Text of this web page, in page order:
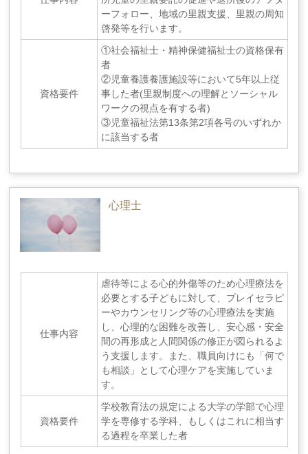
ーフォロー、地域の里親支援、里親の周知
啓発等を行います。
資格要件
①社会福祉士・精神保健福祉士の資格保有
者
②児童養護養護施設等において5年以上従
事した者(里親制度への理解とソーシャル
ワークの視点を有する者)
③児童福祉法第13条第2項各号のいずれか
に該当する者
心理士
仕事内容
虐待等による心的外傷等のため心理療法を
必要とする子どもに対して、プレイセラピ
ーやカウンセリング等の心理療法を実施
し、心理的な困難を改善し、安心感・安全
間の再形成と人間関係の修正が図られるよ
う支援します。また、職員向けにも「何で
も相談」として心理ケアを実施していま
す。
資格要件
学校教育法の規定による大学の学部で心理
学を専修する学科、もしくはこれに相当す
る過程を卒業した者